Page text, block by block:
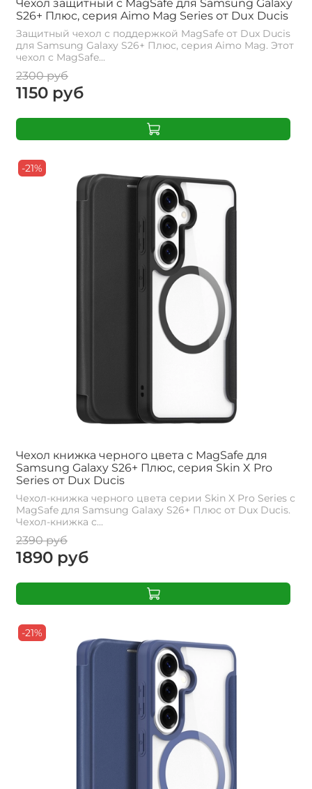
Чехол защитный с MagSafe для Samsung Galaxy
S26+ Плюс, серия Aimo Mag Series от Dux Ducis
Защитный чехол с поддержкой MagSafe от Dux Ducis
для Samsung Galaxy S26+ Плюс, серия Aimo Mag. Этот
чехол с MagSafe...
2300 руб
1150 руб
-21%
Чехол книжка черного цвета с MagSafe для
Samsung Galaxy S26+ Плюс, серия Skin X Pro
Series от Dux Ducis
Чехол-книжка черного цвета серии Skin X Pro Series с
MagSafe для Samsung Galaxy S26+ Плюс от Dux Ducis.
Чехол-книжка с...
2390 руб
1890 руб
-21%